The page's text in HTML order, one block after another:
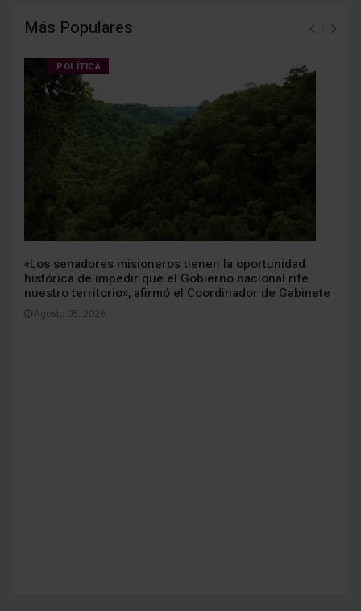
Más Populares
POLÍTICA
«Los senadores misioneros tienen la oportunidad
histórica de impedir que el Gobierno nacional rife
nuestro territorio», afirmó el Coordinador de Gabinete
Agosto 05, 2026